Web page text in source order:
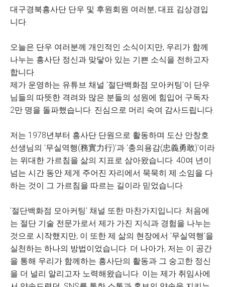
대구경북흥사단 단우 및 후원회원 여러분, 대표 김상경입
니다.
오늘은 단우 여러분께 개인적인 소식이지만, 우리가 함께
나누는 흥사단 정신과 맞닿아 있는 기쁜 소식을 전하고자
합니다.
제가 운영하는 유튜브 채널 '절단백화점 모아커팅'이 단우
님들의 따뜻한 격려와 많은 분들의 성원에 힘입어 구독자
2만 명을 돌파했습니다. 진심으로 머리 숙여 감사드립니다.
저는 1978년부터 흥사단 단원으로 활동하며 도산 안창호
선생님의 '무실역행(務實力行)'과 '충의용감(忠義勇敢)'이라
는 위대한 가르침을 삶의 지표로 삼아왔습니다. 40여 년이
넘는 시간 동안 제게 주어진 자리에서 묵묵히 제 소임을 다
하는 것이 그 가르침을 따르는 길이라 믿었습니다.
'절단백화점 모아커팅' 채널 또한 마찬가지입니다. 처음에
는 절단 기술 전문가로서 제가 가진 지식과 경험을 나누는
것으로 시작했지만, 이 또한 제 삶의 현장에서 '무실역행'을
실천하는 하나의 방법이었습니다. 더 나아가, 저는 이 공간
을 통해 우리가 함께하는 흥사단의 활동과 그 숭고한 정신
을 더 널리 알리고자 노력해왔습니다. 이는 제가 취임사에